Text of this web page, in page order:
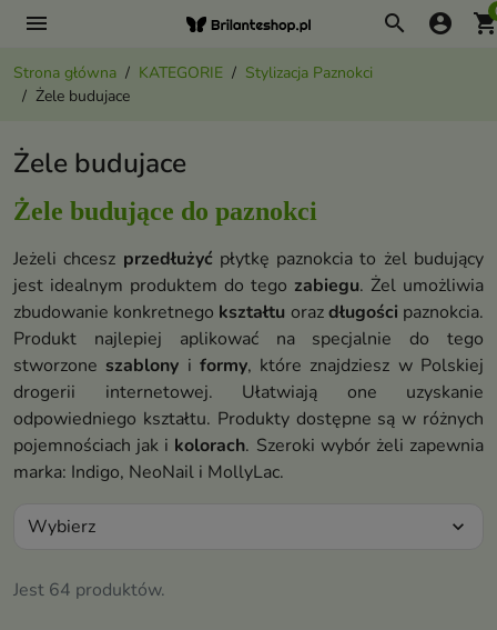
menu search account_circle
Strona główna KATEGORIE
Stylizacja Paznokci
Żele budujace
Żele budujace
Żele budujące do paznokci
Jeżeli chcesz przedłużyćpłytkę paznokcia to żel budujący
jest idealnym produktem do tego zabiegu. Żel umożliwia
zbudowanie konkretnego kształtu orazdługości paznokcia.
Produkt najlepiej aplikować na specjalnie do tego
stworzoneszablony i formy, które znajdziesz w Polskiej
drogerii internetowej. Ułatwiają one uzyskanie
odpowiedniego kształtu. Produkty dostępne są w różnych
pojemnościach jak i kolorach. Szeroki wybór żeli zapewnia
marka: Indigo, NeoNail i MollyLac.
Jest 64 produktów.
Wybierz expand_more